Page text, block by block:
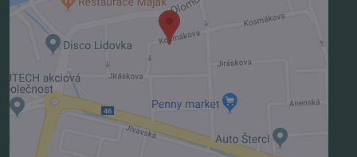
Přejete si načíst externí obsah?
Povolit jednou
Povolit a zapamatovat - souhlas s druhem cookie:
Funkční
Otevřít obsah v novém okně